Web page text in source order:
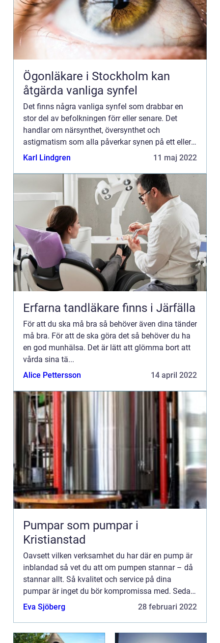
Ögonläkare i Stockholm kan
åtgärda vanliga synfel
Det finns några vanliga synfel som drabbar en
stor del av befolkningen förr eller senare. Det
handlar om närsynthet, översynthet och
astigmatism som alla påverkar synen på ett eller
annat sätt och gör att man behöver bära glasögon
Karl Lindgren 11 maj 2022
Erfarna tandläkare finns i Järfälla
För att du ska må bra så behöver även dina tänder
må bra. För att de ska göra det så behöver du ha
en god munhälsa. Det är lätt att glömma bort att
vårda sina tä...
Alice Pettersson
14 april 2022
Pumpar som pumpar i
Kristianstad
Oavsett vilken verksamhet du har där en pump är
inblandad så vet du att om pumpen stannar – då
stannar allt. Så kvalitet och service på dina
pumpar är inget du bör kompromissa med. Sedan
spelar det in...
Eva Sjöberg 28 februari 2022